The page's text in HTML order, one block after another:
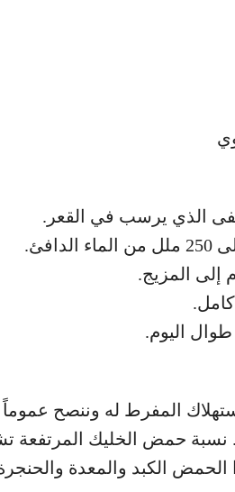
الذي يرسب في القعر.
إلى المزيج.
اليوم.
المفرط له وننصح عموماً
حمض الخليك المرتفعة
الحمض الكبد والمعدة